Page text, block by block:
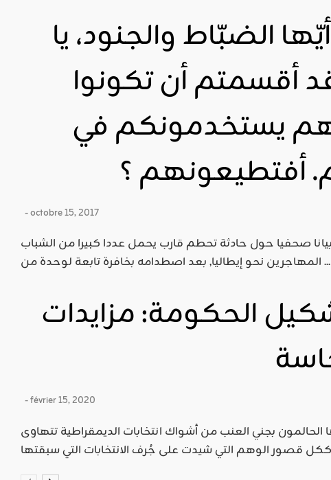
الضبّاط والجنود، يا
أقسمتم أن تكونوا
يستخدمونكم في
أفتطيعونهم ؟
- octobre 15, 2017
صحفيا حول حادثة تحطم قارب يحمل عددا كبيرا من الشباب
المهاجرين نحو إيطاليا, بعد اصطدامه بخافرة تابعة لوحدة من ...
الحكومة: مزايدات
- février 15, 2020
الحالمون بجني العنب من أشواك انتخابات الديمقراطية تتهاوى